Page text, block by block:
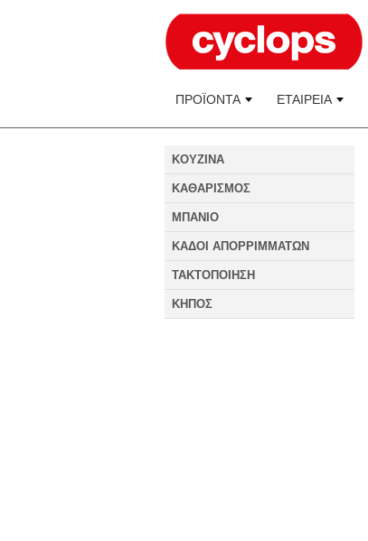
ΠΡΟΪΟΝΤΑ ΕΤΑΙΡΕΙΑ
KOYZINA
ΚΑΘΑΡΙΣΜΟΣ
ΜΠΑΝΙΟ
ΚΑΔΟΙ ΑΠΟΡΡΙΜΜΑΤΩΝ
ΤΑΚΤΟΠΟΙΗΣΗ
ΚΗΠΟΣ